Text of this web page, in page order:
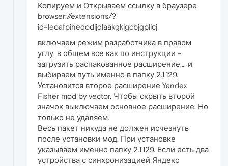
Копируем и Открываем ссылку в браузере
browser://extensions/?
id=leoafpihedodjjdlaakgkjgcbjgplicj
включаем режим разработчика в правом
углу, в общем все как по инструкции -
загрузить распакованное расширение…. и
выбираем путь именно в папку 2.1.129.
Установится второе расширение Yandex
Fisher mod by vector. Чтобы скрыть второй
значок выключаем основное расширение. Но
только не удаляем.
Весь пакет никуда не должен исчезнуть
после установки мод. При установке
указываем именно папку 2.1.129. Если есть два
устройства с синхронизацией Яндекс